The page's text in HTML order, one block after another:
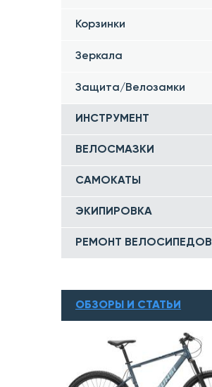
Корзинки
Зеркала
Защита/Велозамки
ИНСТРУМЕНТ
ВЕЛОСМАЗКИ
САМОКАТЫ
ЭКИПИРОВКА
РЕМОНТ ВЕЛОСИПЕДОВ
ОБЗОРЫ И СТАТЬИ